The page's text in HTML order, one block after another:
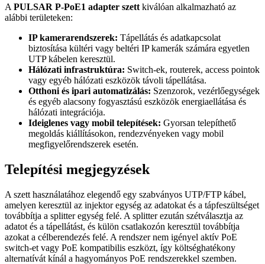
A PULSAR P-PoE1 adapter szett kiválóan alkalmazható az
alábbi területeken:
IP kamerarendszerek: Tápellátás és adatkapcsolat
biztosítása kültéri vagy beltéri IP kamerák számára egyetlen
UTP kábelen keresztül.
Hálózati infrastruktúra: Switch-ek, routerek, access pointok
vagy egyéb hálózati eszközök távoli tápellátása.
Otthoni és ipari automatizálás: Szenzorok, vezérlőegységek
és egyéb alacsony fogyasztású eszközök energiaellátása és
hálózati integrációja.
Ideiglenes vagy mobil telepítések: Gyorsan telepíthető
megoldás kiállításokon, rendezvényeken vagy mobil
megfigyelőrendszerek esetén.
Telepítési megjegyzések
A szett használatához elegendő egy szabványos UTP/FTP kábel,
amelyen keresztül az injektor egység az adatokat és a tápfeszültséget
továbbítja a splitter egység felé. A splitter ezután szétválasztja az
adatot és a tápellátást, és külön csatlakozón keresztül továbbítja
azokat a célberendezés felé. A rendszer nem igényel aktív PoE
switch-et vagy PoE kompatibilis eszközt, így költséghatékony
alternatívát kínál a hagyományos PoE rendszerekkel szemben.